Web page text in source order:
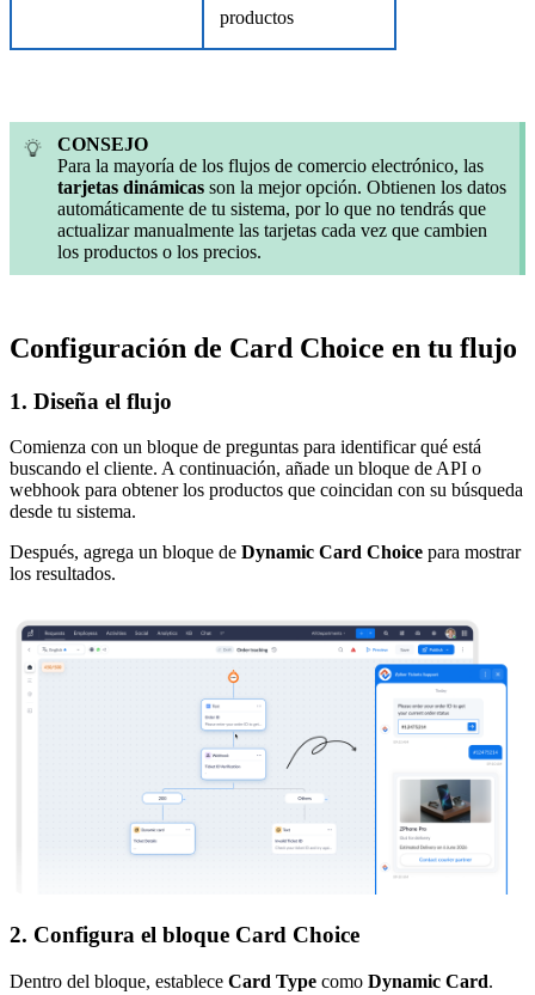
productos
CONSEJO
Para la mayoría de los flujos de comercio electrónico, las
tarjetas dinámicas son la mejor opción. Obtienen los datos
automáticamente de tu sistema, por lo que no tendrás que
actualizar manualmente las tarjetas cada vez que cambien
los productos o los precios.
Configuración de Card Choice en tu flujo
1. Diseña el flujo
Comienza con un bloque de preguntas para identificar qué está
buscando el cliente. A continuación, añade un bloque de API o
webhook para obtener los productos que coincidan con su búsqueda
desde tu sistema.
Después, agrega un bloque de Dynamic Card Choice para mostrar
los resultados.
2. Configura el bloque Card Choice
Dentro del bloque, establece Card Type como Dynamic Card.